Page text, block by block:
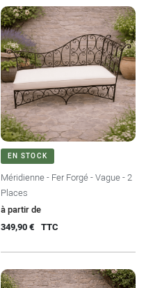
EN STOCK
Méridienne - Fer Forgé - Vague - 2
Places
à partir de
Prix
349,90 € TTC